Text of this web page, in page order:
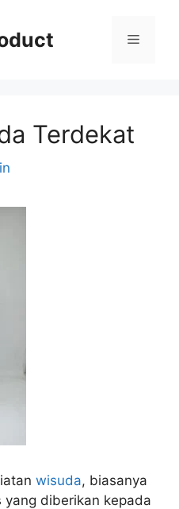
Menu
Terdekat
wisuda, biasanya
diberikan kepada